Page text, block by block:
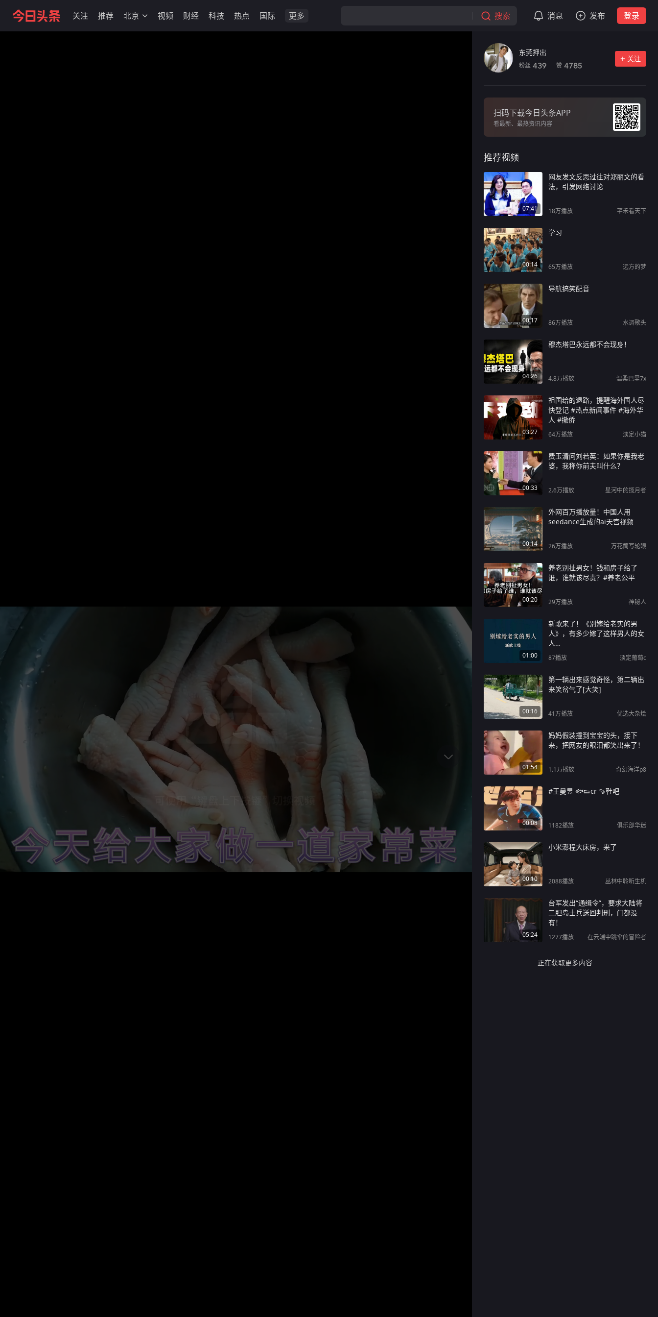
关注 推荐 北京 视频 财经 科技 热点 国际 更多 搜索 消息 发布 登录
东莞押出
粉丝 439 赞 4785
关注
扫码下载今日头条APP
看最新、最热资讯内容
推荐视频
07:41
网友发文反思过往对郑丽文的看
法，引发网络讨论
18万播放 芊禾看天下
00:14
学习
65万播放 远方的梦
00:17
导航搞笑配音
86万播放 水调歌头
04:26
穆杰塔巴永远都不会现身！
4.8万播放 温柔巴里7x
03:27
祖国给的退路，提醒海外国人尽
快登记 #热点新闻事件 #海外华
人 #撤侨
64万播放 淡定小猫
00:33
费玉清问刘若英：如果你是我老
婆，我称你前夫叫什么？
2.6万播放 星河中的揽月者
00:14
外网百万播放量！中国人用
seedance生成的ai天宫视频
26万播放 万花筒写轮眼
00:20
养老别扯男女！钱和房子给了
谁，谁就该尽责？#养老公平
29万播放 神秘人
01:00
新歌来了！《别嫁给老实的男
人》，有多少嫁了这样男人的女
人…
87播放 淡定葡萄c
00:16
第一辆出来感觉奇怪，第二辆出
来笑岔气了[大笑]
41万播放 优选大杂烩
01:54
妈妈假装撞到宝宝的头，接下
来，把网友的眼泪都笑出来了！
1.1万播放 奇幻海洋p8
00:08
#王曼昱 🐟👟cr 🍠鞋吧
1182播放 俱乐部华迷
00:10
小米澎程大床房，来了
2088播放 丛林中聆听生机
05:24
台军发出“通缉令”，要求大陆将
二胆岛士兵送回判刑，门都没
有！
1277播放 在云端中跳伞的冒险者
正在获取更多内容